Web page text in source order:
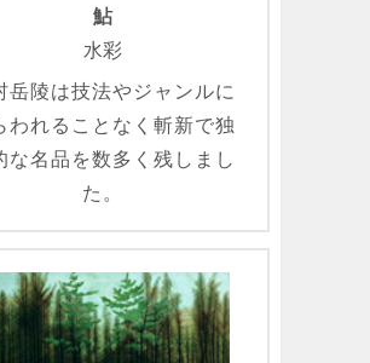
鮎
水彩
岳陵は技法やジャンルに
われることなく斬新で独
な名品を数多く残しまし
た。